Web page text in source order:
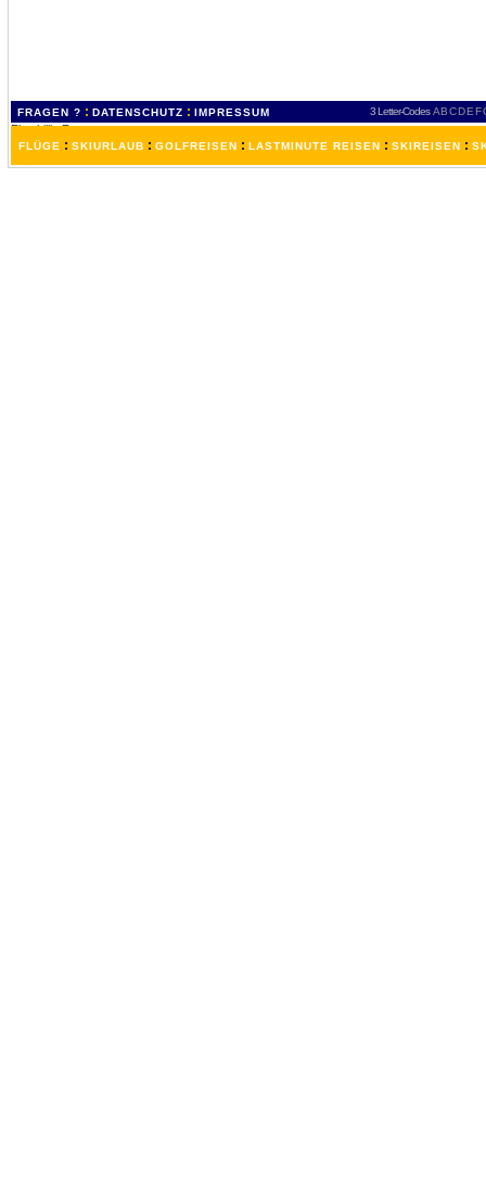
FRAGEN ? : DATENSCHUTZ : IMPRESSUM 3 Letter-Codes ABCDEF
FLÜGE : SKIURLAUB : GOLFREISEN : LASTMINUTE REISEN : SKIREISEN :